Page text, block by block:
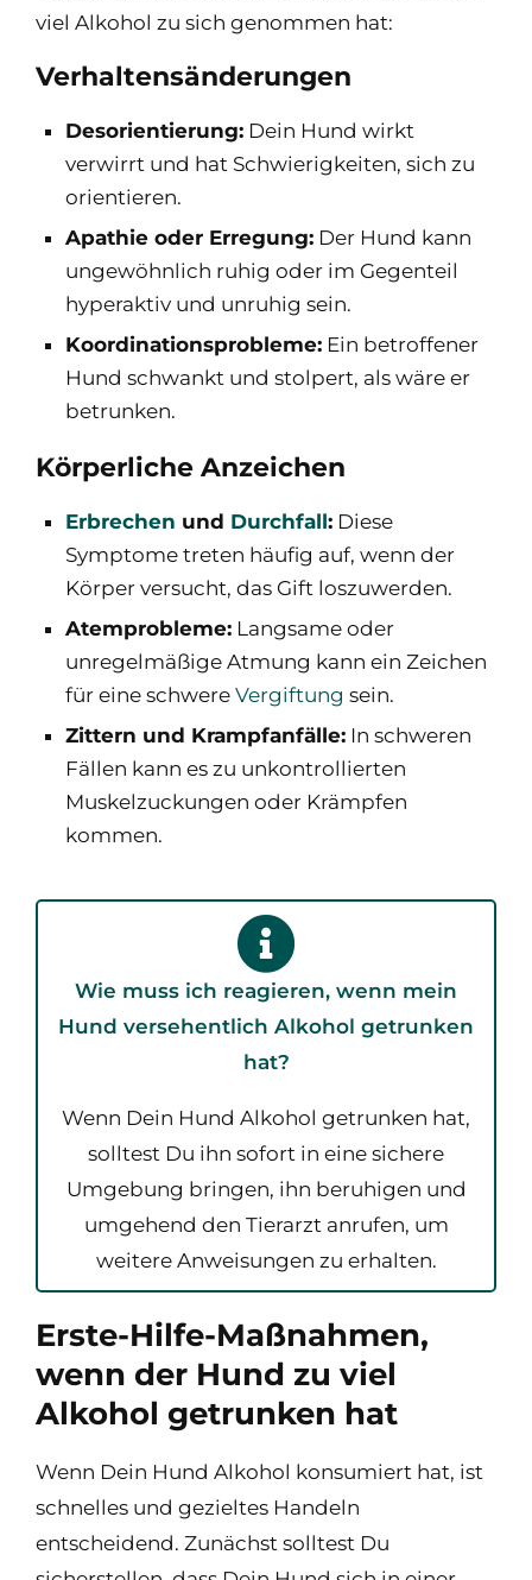
viel Alkohol zu sich genommen hat:
Verhaltensänderungen
Desorientierung: Dein Hund wirkt
verwirrt und hat Schwierigkeiten, sich zu
orientieren.
Apathie oder Erregung: Der Hund kann
ungewöhnlich ruhig oder im Gegenteil
hyperaktiv und unruhig sein.
Koordinationsprobleme: Ein betroffener
Hund schwankt und stolpert, als wäre er
betrunken.
Körperliche Anzeichen
Erbrechen und Durchfall: Diese
Symptome treten häufig auf, wenn der
Körper versucht, das Gift loszuwerden.
Atemprobleme: Langsame oder
unregelmäßige Atmung kann ein Zeichen
für eine schwere Vergiftung sein.
Zittern und Krampfanfälle: In schweren
Fällen kann es zu unkontrollierten
Muskelzuckungen oder Krämpfen
kommen.
Wie muss ich reagieren, wenn mein
Hund versehentlich Alkohol getrunken
hat?
Wenn Dein Hund Alkohol getrunken hat,
solltest Du ihn sofort in eine sichere
Umgebung bringen, ihn beruhigen und
umgehend den Tierarzt anrufen, um
weitere Anweisungen zu erhalten.
Erste-Hilfe-Maßnahmen,
wenn der Hund zu viel
Alkohol getrunken hat
Wenn Dein Hund Alkohol konsumiert hat, ist
schnelles und gezieltes Handeln
entscheidend. Zunächst solltest Du